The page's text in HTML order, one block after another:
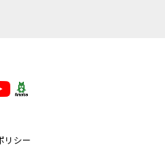
リシー